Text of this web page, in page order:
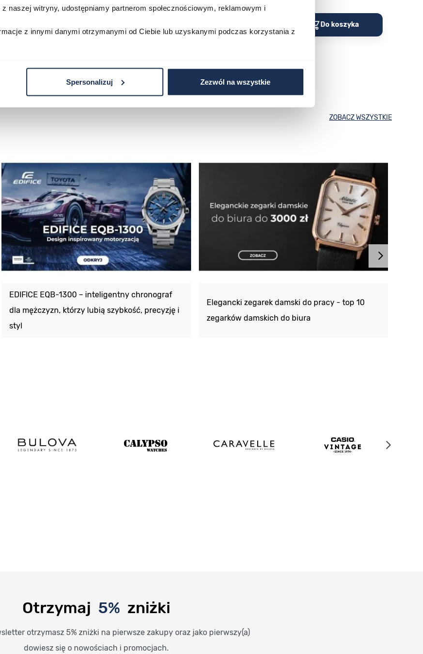
naszej witryny, udostępniamy partnerom społecznościowym, reklamowym i
z innymi danymi otrzymanymi od Ciebie lub uzyskanymi podczas korzystania z
Spersonalizuj Zezwól na wszystkie
Do koszyka
ZOBACZ WSZYSTKIE
EDIFICE EQB-1300 – inteligentny chronograf
dla mężczyzn, którzy lubią szybkość, precyzję i
styl
Elegancki zegarek damski do pracy - top 10
zegarków damskich do biura
Otrzymaj 5% zniżki
otrzymasz 5% zniżki na pierwsze zakupy oraz jako pierwszy(a)
dowiesz się o nowościach i promocjach.